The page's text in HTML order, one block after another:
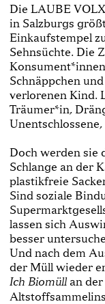
Die LAUBE
in Salzburgs
Einkaufstempel
Sehnsüchte. Die
Schnäppchen
verlorenen Kind.
Träumer*in,
Doch werden sie
Schlange an der
plastikfreie
Sind soziale
lassen sich
besser
Und nach dem
der Müll wieder
Ich Biomüllan der